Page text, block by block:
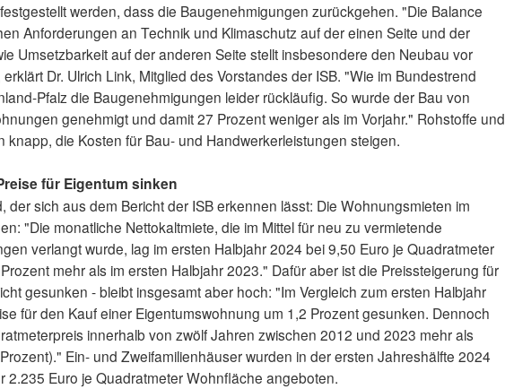
werden, dass die Baugenehmigungen zurückgehen. "Die Balance
Anforderungen an Technik und Klimaschutz auf der einen Seite und der
Umsetzbarkeit auf der anderen Seite stellt insbesondere den Neubau vor
Dr. Ulrich Link, Mitglied des Vorstandes der ISB. "Wie im Bundestrend
Pfalz die Baugenehmigungen leider rückläufig. So wurde der Bau von
genehmigt und damit 27 Prozent weniger als im Vorjahr." Rohstoffe und
knapp, die Kosten für Bau- und Handwerkerleistungen steigen.
für Eigentum sinken
der sich aus dem Bericht der ISB erkennen lässt: Die Wohnungsmieten im
"Die monatliche Nettokaltmiete, die im Mittel für neu zu vermietende
verlangt wurde, lag im ersten Halbjahr 2024 bei 9,50 Euro je Quadratmeter
mehr als im ersten Halbjahr 2023." Dafür aber ist die Preissteigerung für
gesunken - bleibt insgesamt aber hoch: "Im Vergleich zum ersten Halbjahr
für den Kauf einer Eigentumswohnung um 1,2 Prozent gesunken. Dennoch
innerhalb von zwölf Jahren zwischen 2012 und 2023 mehr als
Ein- und Zweifamilienhäuser wurden in der ersten Jahreshälfte 2024
2.235 Euro je Quadratmeter Wohnfläche angeboten.